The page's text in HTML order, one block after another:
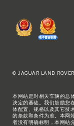
© JAGUAR LAND
本网站是对相关车辆的总
决定的基础。我们鼓励您
体配置、规格以及其它技
的条款和条件为准。本网
者没有明确标明，本网站